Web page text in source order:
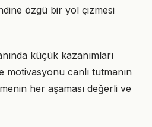
özgü bir yol çizmesi
küçük kazanımları
motivasyonu canlı tutmanın
her aşaması değerli ve